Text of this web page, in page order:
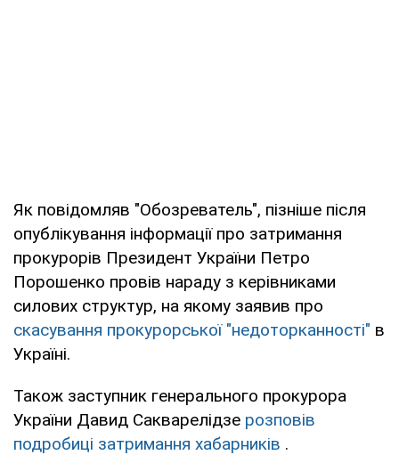
Як повідомляв "Обозреватель", пізніше після
опублікування інформації про затримання
прокурорів Президент України Петро
Порошенко провів нараду з керівниками
силових структур, на якому заявив про
скасування прокурорської "недоторканності" в
Україні.
Також заступник генерального прокурора
України Давид Сакварелідзе розповів
подробиці затримання хабарників .